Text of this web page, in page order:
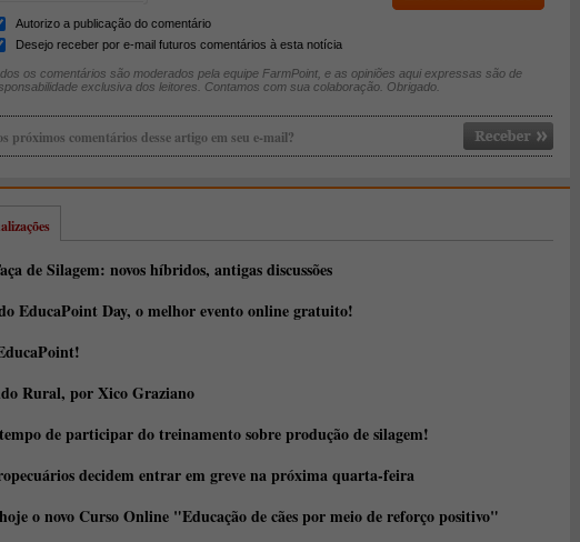
Autorizo a publicação do comentário
Desejo receber por e-mail futuros comentários à esta notícia
os comentários são moderados pela equipe FarmPoint, e as opiniões aqui expressas são de
exclusiva dos leitores. Contamos com sua colaboração. Obrigado.
próximos comentários desse artigo em seu e-mail?
de Silagem: novos híbridos, antigas discussões
EducaPoint Day, o melhor evento online gratuito!
Rural, por Xico Graziano
de participar do treinamento sobre produção de silagem!
decidem entrar em greve na próxima quarta-feira
o novo Curso Online "Educação de cães por meio de reforço positivo"